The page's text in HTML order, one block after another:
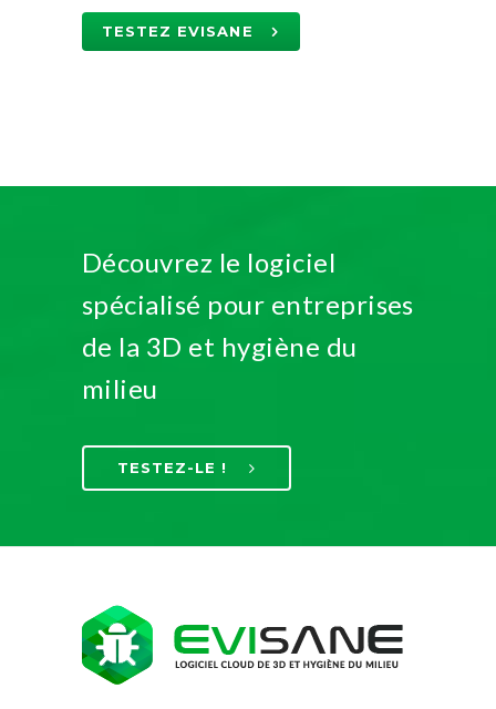
TESTEZ EVISANE
Découvrez le logiciel
spécialisé pour entreprises
de la 3D et hygiène du
milieu
TESTEZ-LE !